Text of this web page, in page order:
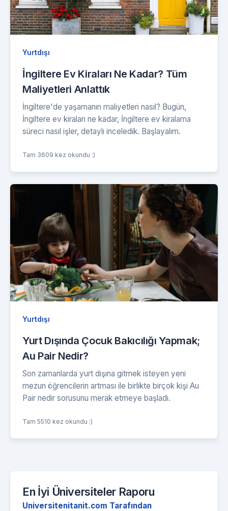
Yurtdışı
İngiltere Ev Kiraları Ne Kadar? Tüm
Maliyetleri Anlattık
İngiltere'de yaşamanın maliyetleri nasıl? Bugün,
İngiltere ev kiraları ne kadar, İngiltere ev kiralama
süreci nasıl işler, detaylı inceledik. Başlayalım.
Tam 3609 kez okundu :)
Yurtdışı
Yurt Dışında Çocuk Bakıcılığı Yapmak;
Au Pair Nedir?
Son zamanlarda yurt dışına gitmek isteyen yeni
mezun öğrencilerin artması ile birlikte birçok kişi Au
Pair nedir sorusunu merak etmeye başladı.
Tam 5510 kez okundu :)
En İyi Üniversiteler Raporu
Universitenitanit.com Tarafından